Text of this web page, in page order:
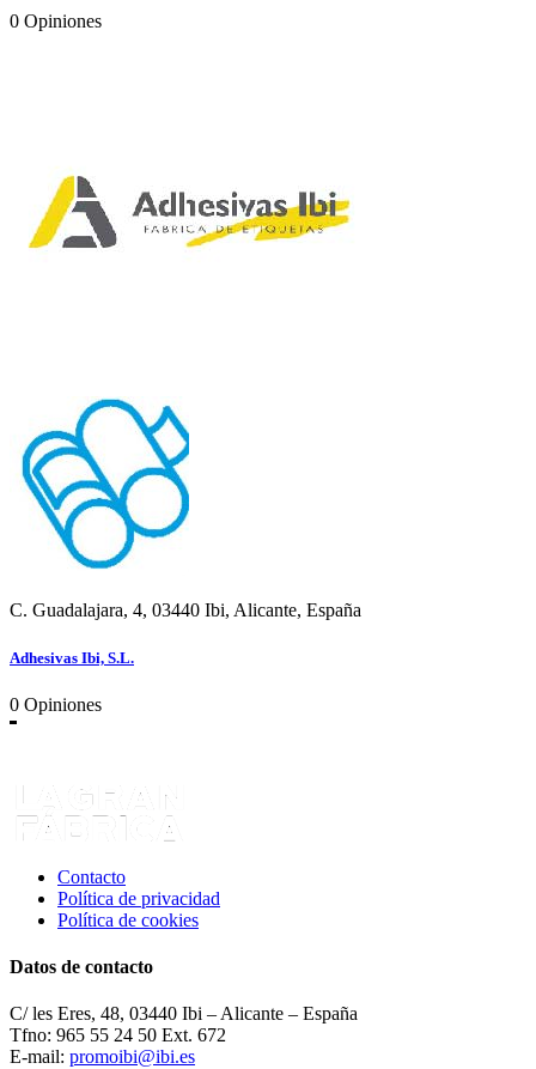
0 Opiniones
C. Guadalajara, 4, 03440 Ibi, Alicante, España
Adhesivas Ibi, S.L.
0 Opiniones
Contacto
Política de privacidad
Política de cookies
Datos de contacto
C/ les Eres, 48, 03440 Ibi – Alicante – España
Tfno: 965 55 24 50 Ext. 672
E-mail: promoibi@ibi.es